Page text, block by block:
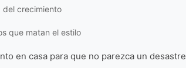
del crecimiento
que matan el estilo
en casa para que no parezca un desastre